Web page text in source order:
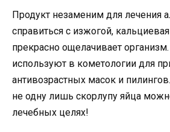
Продукт незаменим для лечения
справиться с изжогой,
прекрасно ощелачивает
используют в кометологии для
антивозрастных масок и
не одну лишь скорлупу яйца
лечебных целях!